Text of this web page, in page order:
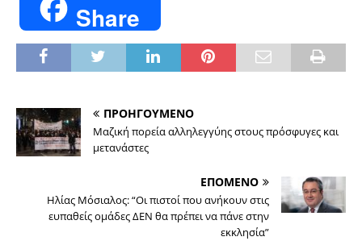
Share
ΠΡΟΗΓΟΥΜΕΝΟ
Μαζική πορεία αλληλεγγύης στους πρόσφυγες και
μετανάστες
ΕΠΟΜΕΝΟ
Hλίας Μόσιαλος: “Oι πιστοί που ανήκουν στις
ευπαθείς ομάδες ΔΕΝ θα πρέπει να πάνε στην
εκκλησία”